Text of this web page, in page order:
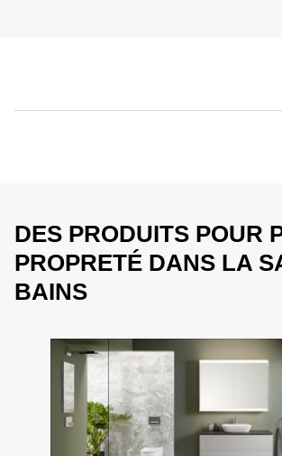
DES PRODUITS POUR
PROPRETÉ DANS LA
BAINS